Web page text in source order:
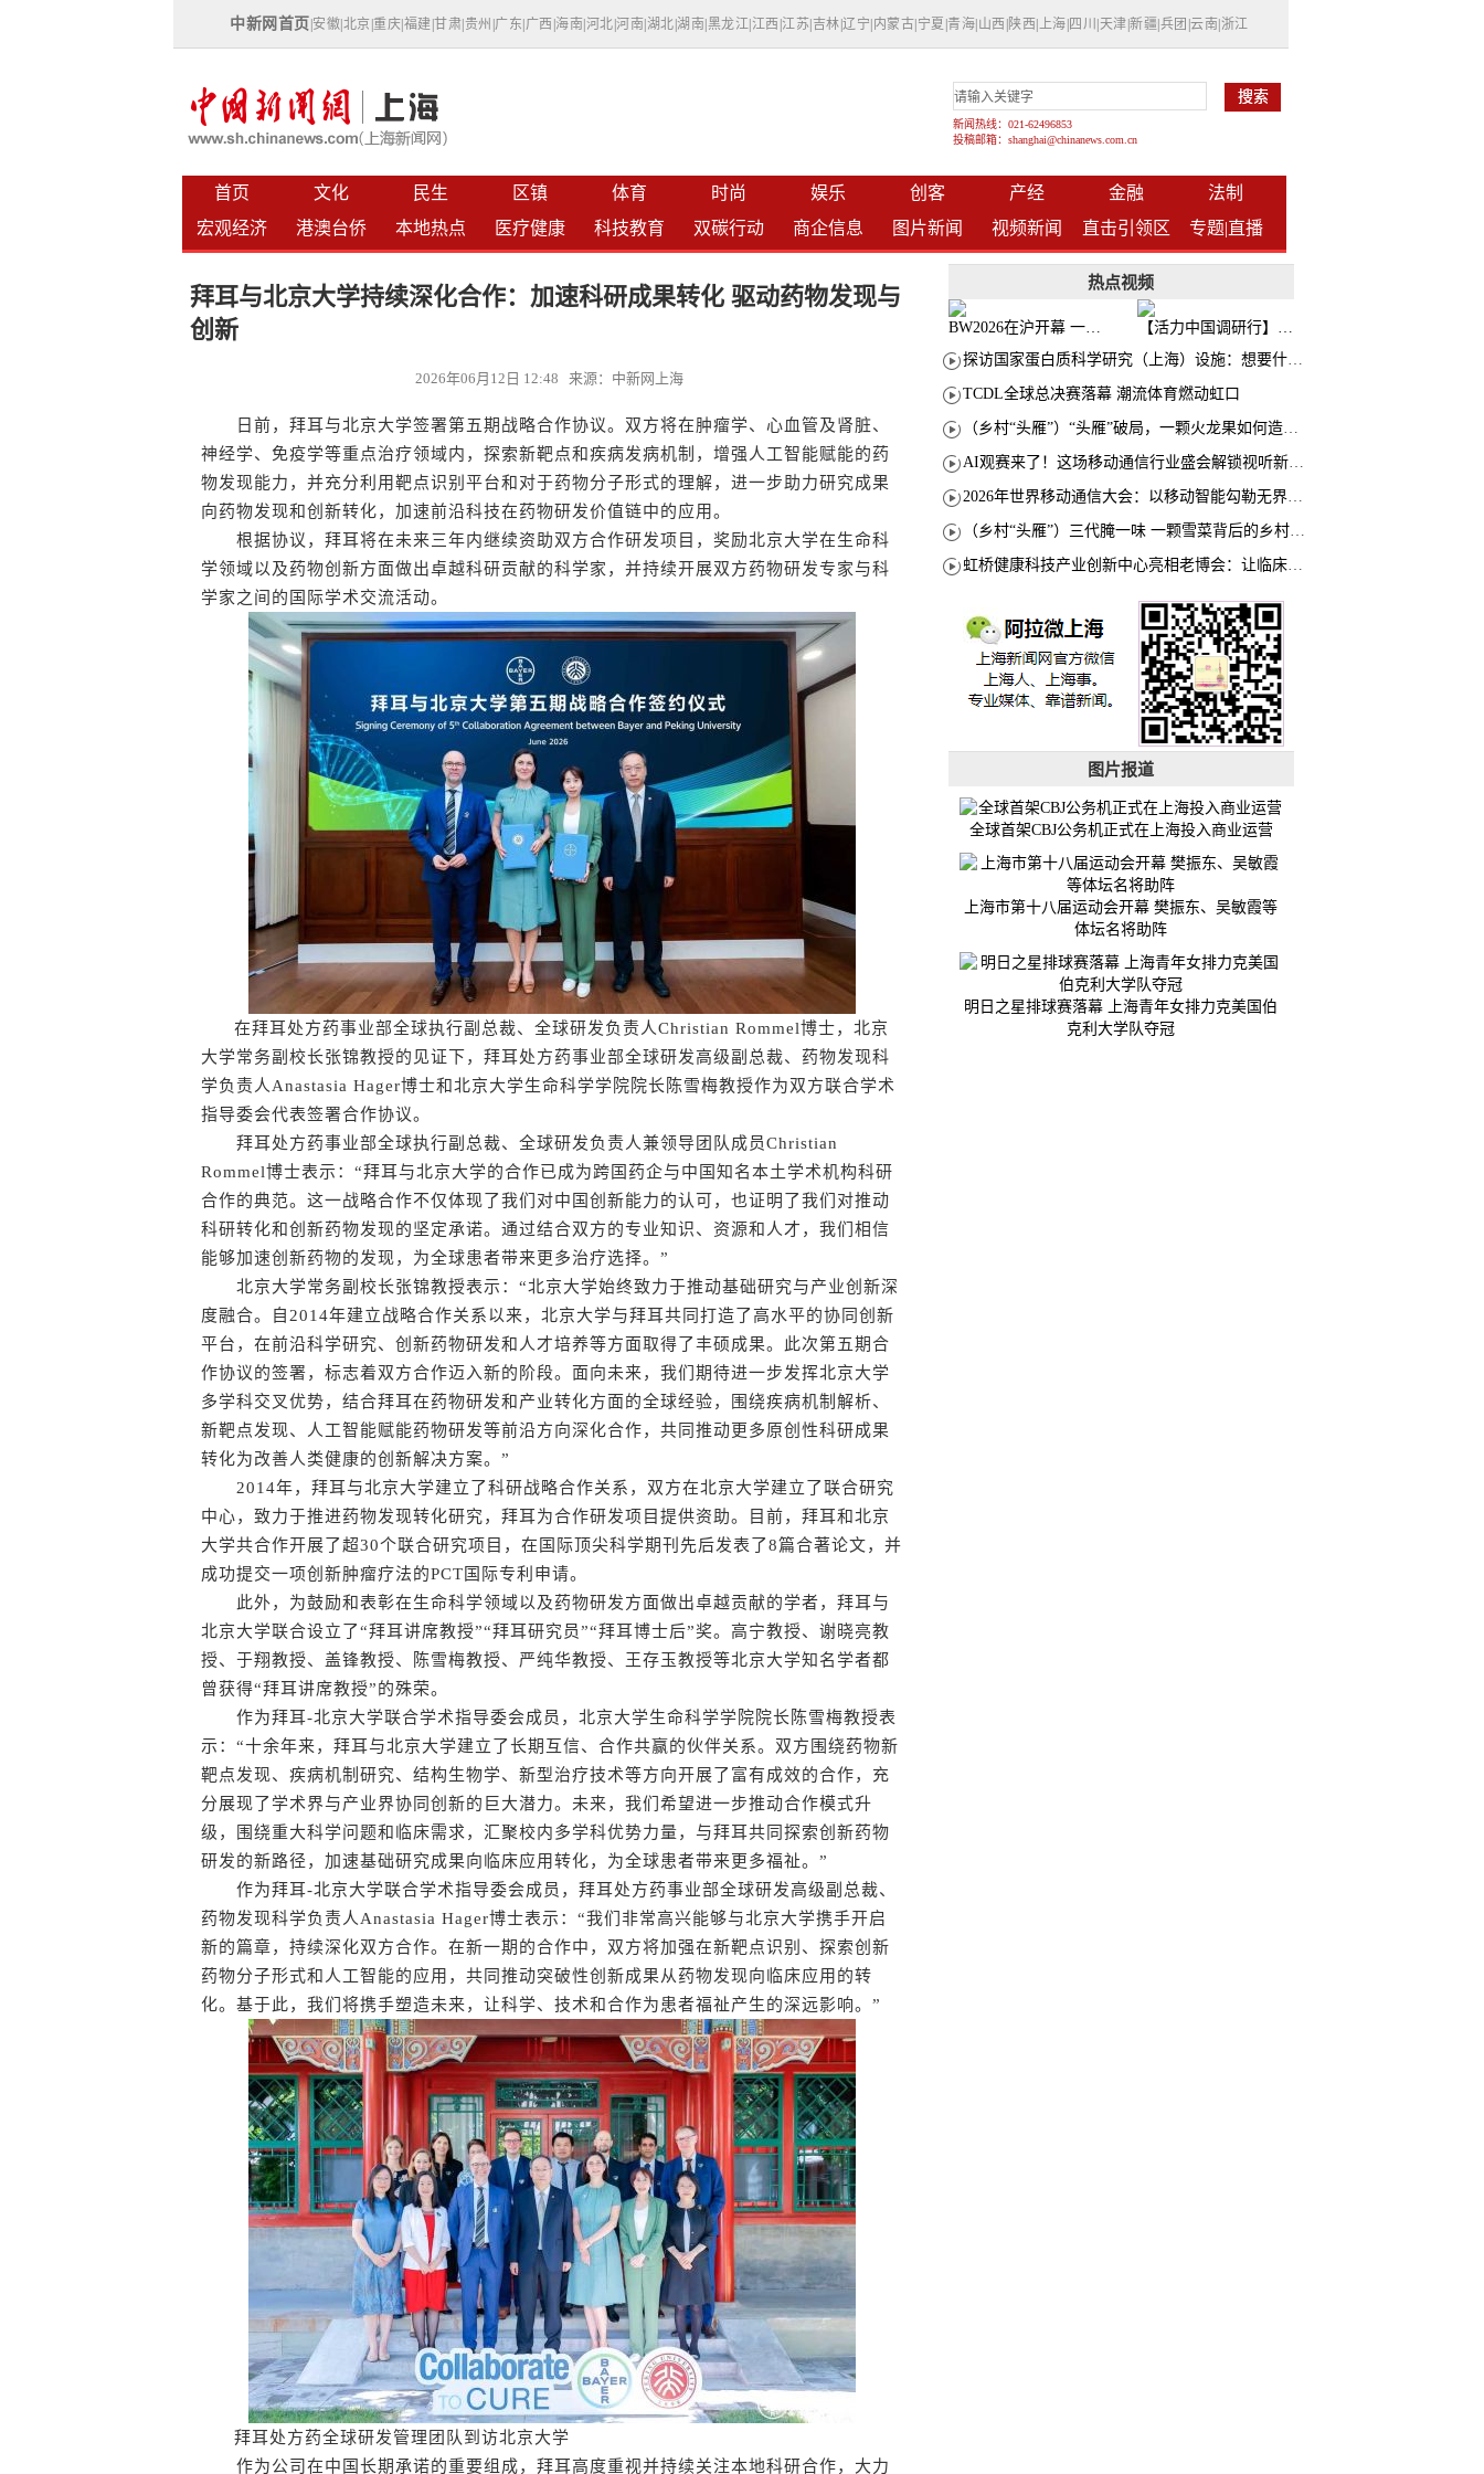
中新网首页 安徽 北京 |重庆 福建 |甘肃 贵州 广东 广西 海南 河北 |河南 湖北 |湖南 黑龙江 江西 江苏 吉林 |辽宁 内蒙古 宁夏 青海 山西 陕西 上海 四川 天津 |新疆 兵团 |云南 浙江
新闻热线：021-62496853
投稿邮箱：shanghai@chinanews.com.cn
首页 文化 民生 区镇 体育 时尚 娱乐 创客 产经 金融
法制
宏观经济
港澳台侨 本地热点 医疗健康 科技教育 双碳行动 商企信息 图片新闻 视频新闻 直击引领区 专题|直播
拜耳与北京大学持续深化合作：加速科研成果转化 驱动药物发现与
创新
2026年06月12日 12:48 来源：中新网上海
日前，拜耳与北京大学签署第五期战略合作协议。双方将在肿瘤学、心血管及肾脏、
神经学、免疫学等重点治疗领域内，探索新靶点和疾病发病机制，增强人工智能赋能的药
物发现能力，并充分利用靶点识别平台和对于药物分子形式的理解，进一步助力研究成果
向药物发现和创新转化，加速前沿科技在药物研发价值链中的应用。
根据协议，拜耳将在未来三年内继续资助双方合作研发项目，奖励北京大学在生命科
学领域以及药物创新方面做出卓越科研贡献的科学家，并持续开展双方药物研发专家与科
学家之间的国际学术交流活动。
在拜耳处方药事业部全球执行副总裁、全球研发负责人Christian Rommel博士，北京
大学常务副校长张锦教授的见证下，拜耳处方药事业部全球研发高级副总裁、药物发现科
学负责人Anastasia Hager博士和北京大学生命科学学院院长陈雪梅教授作为双方联合学术
指导委会代表签署合作协议。
拜耳处方药事业部全球执行副总裁、全球研发负责人兼领导团队成员Christian
Rommel博士表示：“拜耳与北京大学的合作已成为跨国药企与中国知名本土学术机构科研
合作的典范。这一战略合作不仅体现了我们对中国创新能力的认可，也证明了我们对推动
科研转化和创新药物发现的坚定承诺。通过结合双方的专业知识、资源和人才，我们相信
能够加速创新药物的发现，为全球患者带来更多治疗选择。”
北京大学常务副校长张锦教授表示：“北京大学始终致力于推动基础研究与产业创新深
度融合。自2014年建立战略合作关系以来，北京大学与拜耳共同打造了高水平的协同创新
平台，在前沿科学研究、创新药物研发和人才培养等方面取得了丰硕成果。此次第五期合
作协议的签署，标志着双方合作迈入新的阶段。面向未来，我们期待进一步发挥北京大学
多学科交叉优势，结合拜耳在药物研发和产业转化方面的全球经验，围绕疾病机制解析、
新靶点发现、人工智能赋能药物研发等前沿方向深化合作，共同推动更多原创性科研成果
转化为改善人类健康的创新解决方案。”
2014年，拜耳与北京大学建立了科研战略合作关系，双方在北京大学建立了联合研究
中心，致力于推进药物发现转化研究，拜耳为合作研发项目提供资助。目前，拜耳和北京
大学共合作开展了超30个联合研究项目，在国际顶尖科学期刊先后发表了8篇合著论文，并
成功提交一项创新肿瘤疗法的PCT国际专利申请。
此外，为鼓励和表彰在生命科学领域以及药物研发方面做出卓越贡献的学者，拜耳与
北京大学联合设立了“拜耳讲席教授”“拜耳研究员”“拜耳博士后”奖。高宁教授、谢晓亮教
授、于翔教授、盖锋教授、陈雪梅教授、严纯华教授、王存玉教授等北京大学知名学者都
曾获得“拜耳讲席教授”的殊荣。
作为拜耳-北京大学联合学术指导委会成员，北京大学生命科学学院院长陈雪梅教授表
示：“十余年来，拜耳与北京大学建立了长期互信、合作共赢的伙伴关系。双方围绕药物新
靶点发现、疾病机制研究、结构生物学、新型治疗技术等方向开展了富有成效的合作，充
分展现了学术界与产业界协同创新的巨大潜力。未来，我们希望进一步推动合作模式升
级，围绕重大科学问题和临床需求，汇聚校内多学科优势力量，与拜耳共同探索创新药物
研发的新路径，加速基础研究成果向临床应用转化，为全球患者带来更多福祉。”
作为拜耳-北京大学联合学术指导委会成员，拜耳处方药事业部全球研发高级副总裁、
药物发现科学负责人Anastasia Hager博士表示：“我们非常高兴能够与北京大学携手开启
新的篇章，持续深化双方合作。在新一期的合作中，双方将加强在新靶点识别、探索创新
药物分子形式和人工智能的应用，共同推动突破性创新成果从药物发现向临床应用的转
化。基于此，我们将携手塑造未来，让科学、技术和合作为患者福祉产生的深远影响。”
拜耳处方药全球研发管理团队到访北京大学
作为公司在中国长期承诺的重要组成，拜耳高度重视并持续关注本地科研合作，大力
热点视频
BW2026在沪开幕 一众次元品牌集中发布全新企划
【活力中国调研行】上海机器人研究院以技术标准撬动长三角智造协同
探访国家蛋白质科学研究（上海）设施：想要什么蛋白 AI直接设计合成
TCDL全球总决赛落幕 潮流体育燃动虹口
（乡村“头雁”）“头雁”破局，一颗火龙果如何造就沪上乡村特色产业化路径
AI观赛来了！这场移动通信行业盛会解锁视听新玩法
2026年世界移动通信大会：以移动智能勾勒无界普惠新愿景
（乡村“头雁”）三代腌一味 一颗雪菜背后的乡村致富经
虹桥健康科技产业创新中心亮相老博会：让临床“需求”定义银发经济新生态
图片报道
全球首架CBJ公务机正式在上海投入商业运营
上海市第十八届运动会开幕 樊振东、吴敏霞等
体坛名将助阵
明日之星排球赛落幕 上海青年女排力克美国伯
克利大学队夺冠